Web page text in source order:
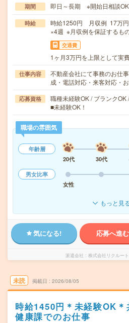
期間 即日～長期 ※開始日相談OK
時給
時給1250円 月収例 17万円
×4週 ※月収例を保証するも
交通費
1ヶ月3万円を上限として実
仕事内容
不動産会社にて事務のお仕
成・電話対応・来客対応・
応募資格
職種未経験OK / ブランクOK
■未経験OK！
職場の雰囲気
年齢層
20代
30代
男女比率
女性
もっと見
気になる! 応募へ進む
派遣会社 株式会社リクルー
未読 掲載日 2026/08/05
時給1450円＊未経験OK
健康課でのお仕事